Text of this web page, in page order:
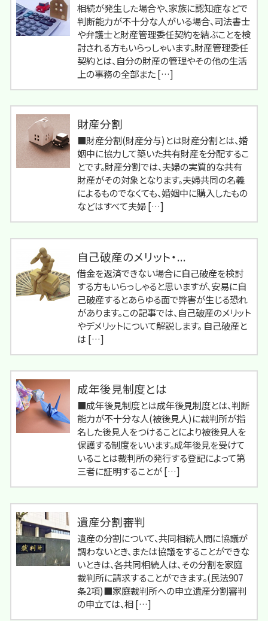
相続が発生した場合や、家族に認知症などで
判断能力が不十分な人がいる場合、司法書士
や弁護士と財産管理委任契約を結ぶことを検
討される方もいらっしゃいます。財産管理委任
契約とは、自分の財産の管理やその他の生活
上の事務の全部また […]
財産分割
■財産分割(財産分与)とは財産分割とは、婚
姻中に協力して築いた共有財産を分配するこ
とです。財産分割では、夫婦の実質的な共有
財産がその対象となります。夫婦共同の名義
によるものでなくても、婚姻中に購入したもの
などはすべて夫婦 […]
自己破産のメリット・...
借金を返済できない場合に自己破産を検討
する方もいらっしゃると思いますが、安易に自
己破産するとあらゆる面で弊害が生じる恐れ
があります。この記事では、自己破産のメリット
やデメリットについて解説します。 自己破産と
は […]
成年後見制度とは
■成年後見制度とは成年後見制度とは、判断
能力が不十分な人(被後見人)に裁判所が指
名した後見人をつけることにより被後見人を
保護する制度をいいます。成年後見を受けて
いることは裁判所の発行する登記によって第
三者に証明することが […]
遺産分割審判
遺産の分割について、共同相続人間に協議が
調わないとき、または協議をすることができな
いときは、各共同相続人は、その分割を家庭
裁判所に請求することができます。(民法907
条2項)■家庭裁判所への申立遺産分割審判
の申立ては、相 […]